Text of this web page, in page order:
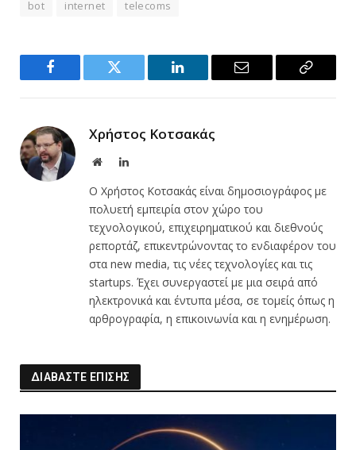
bot internet telecoms
Facebook Twitter LinkedIn Email
Copy
Χρήστος Κοτσακάς
WebsiteLinkedIn
Ο Χρήστος Κοτσακάς είναι δημοσιογράφος με
πολυετή εμπειρία στον χώρο του
τεχνολογικού, επιχειρηματικού και διεθνούς
ρεπορτάζ, επικεντρώνοντας το ενδιαφέρον του
στα new media, τις νέες τεχνολογίες και τις
startups. Έχει συνεργαστεί με μια σειρά από
ηλεκτρονικά και έντυπα μέσα, σε τομείς όπως η
αρθρογραφία, η επικοινωνία και η ενημέρωση.
ΔΙΑΒΑΣΤΕ ΕΠΙΣΗΣ